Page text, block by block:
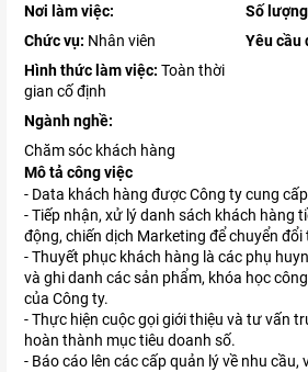
Nơi làm việc:
Chức vụ: Nhân viên
Hình thức làm việc: Toàn thời
gian cố định
Số
Yêu cầu
Ngành nghề:
Chăm sóc khách hàng
Mô tả công việc
- Data khách hàng được Công ty cung
- Tiếp nhận, xử lý danh sách khách hàng
động, chiến dịch Marketing để chuyển
- Thuyết phục khách hàng là các phụ
và ghi danh các sản phẩm, khóa học
của Công ty.
- Thực hiện cuộc gọi giới thiệu và tư vấn
hoàn thành mục tiêu doanh số.
- Báo cáo lên các cấp quản lý về nhu cầu,